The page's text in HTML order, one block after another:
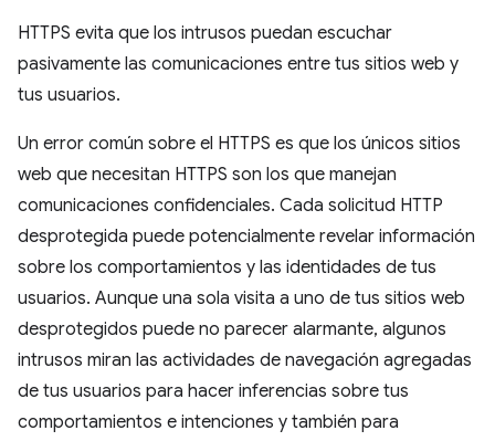
HTTPS evita que los intrusos puedan escuchar
pasivamente las comunicaciones entre tus sitios web y
tus usuarios.
Un error común sobre el HTTPS es que los únicos sitios
web que necesitan HTTPS son los que manejan
comunicaciones confidenciales. Cada solicitud HTTP
desprotegida puede potencialmente revelar información
sobre los comportamientos y las identidades de tus
usuarios. Aunque una sola visita a uno de tus sitios web
desprotegidos puede no parecer alarmante, algunos
intrusos miran las actividades de navegación agregadas
de tus usuarios para hacer inferencias sobre tus
comportamientos e intenciones y también para